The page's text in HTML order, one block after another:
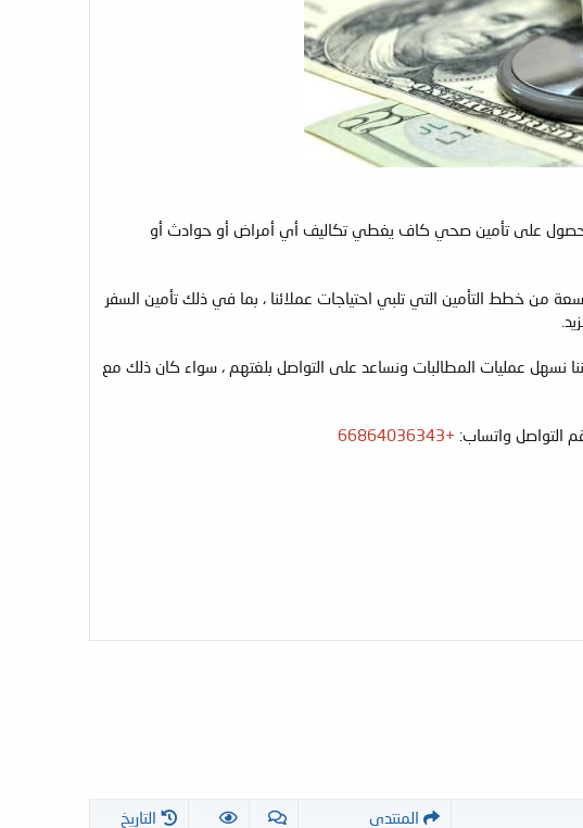
الحصول على تأمين صحي كاف يغطي تكاليف أي أمراض أو حوادث أو
من خطط التأمين التي تلبي احتياجات عملائنا ، بما في ذلك تأمين السفر
نسهل عمليات المطالبات ونساعد على التواصل بلغتهم ، سواء كان ذلك مع
التواصل واتساب: +66864036343
المنتدى
التاريخ